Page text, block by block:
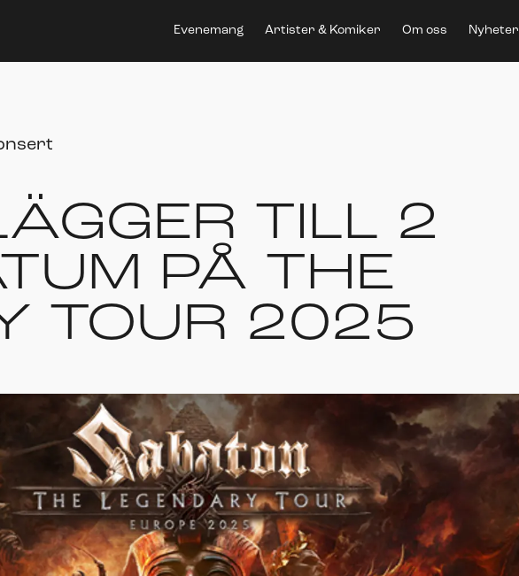
Evenemang Artister & Komiker Om oss Nyheter
TILL 2
PÅ THE
TOUR 2025